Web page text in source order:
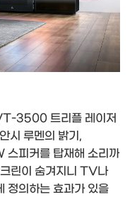
3500 트리플 레이저
시 루멘의 밝기,
피커를 탑재해 소리까
린이 숨겨지니 TV나
정의하는 효과가 있을